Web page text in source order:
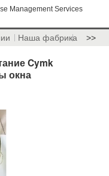
Management Services
Наша фабрика >>
Cymk
окна